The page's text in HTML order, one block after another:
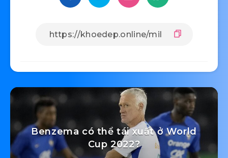
làm bạn thất vọng.
Tuổi trẻ thì phải “sống hết mình”, và đây chính là
đến với Mildang ngay thôi. Chọn địa điểm chill-
tìm ngay Mildang!!!
Share Article: